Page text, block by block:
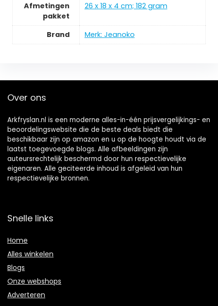
Afmetingen
pakket
‎26 x 18 x 4 cm; 182 gram
Brand Merk: Jeanoko
Over ons
Arkfryslan.nl is een moderne alles-in-één prijsvergelijkings- en
beoordelingswebsite die de beste deals biedt die
beschikbaar zijn op amazon en u op de hoogte houdt via de
laatst toegevoegde blogs. Alle afbeeldingen zijn
auteursrechtelijk beschermd door hun respectievelijke
eigenaren. Alle geciteerde inhoud is afgeleid van hun
respectievelijke bronnen.
Snelle links
Home
Alles winkelen
Blogs
Onze webshops
Adverteren